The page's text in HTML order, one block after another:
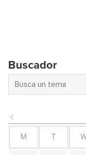
Buscador
M